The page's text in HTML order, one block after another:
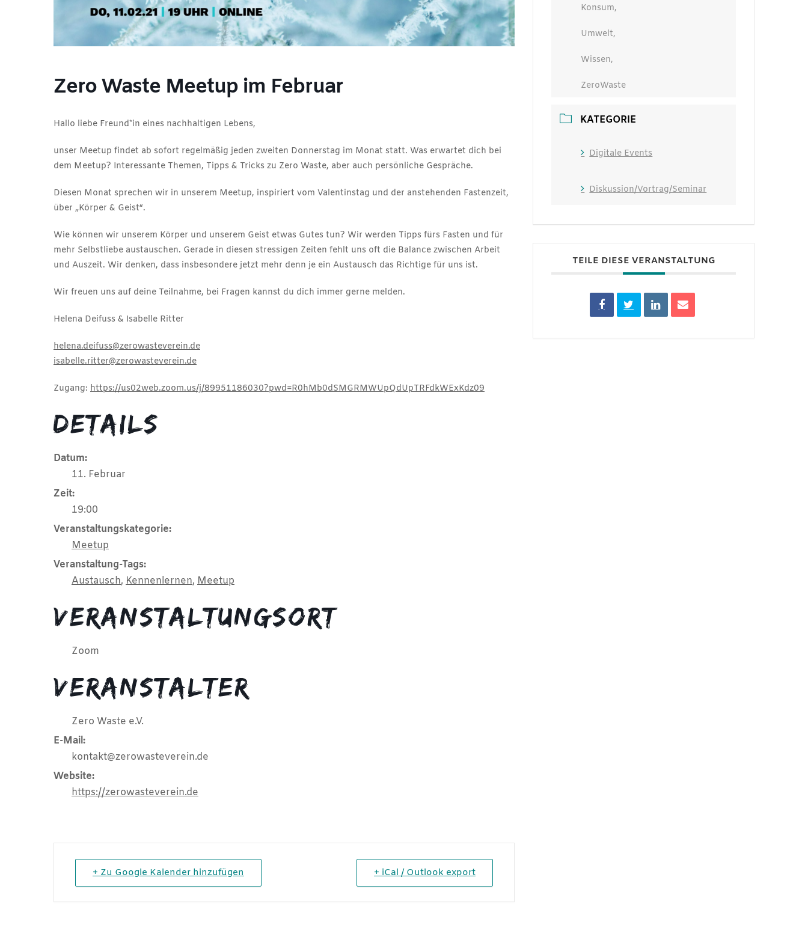
Zero Waste Meetup im Februar
Hallo liebe Freund*in eines nachhaltigen Lebens,
unser Meetup findet ab sofort regelmäßig jeden zweiten Donnerstag im Monat statt. Was erwartet dich bei
dem Meetup? Interessante Themen, Tipps & Tricks zu Zero Waste, aber auch persönliche Gespräche.
Diesen Monat sprechen wir in unserem Meetup, inspiriert vom Valentinstag und der anstehenden Fastenzeit,
über „Körper & Geist“.
Wie können wir unserem Körper und unserem Geist etwas Gutes tun? Wir werden Tipps fürs Fasten und für
mehr Selbstliebe austauschen. Gerade in diesen stressigen Zeiten fehlt uns oft die Balance zwischen Arbeit
und Auszeit. Wir denken, dass insbesondere jetzt mehr denn je ein Austausch das Richtige für uns ist.
Wir freuen uns auf deine Teilnahme, bei Fragen kannst du dich immer gerne melden.
Helena Deifuss & Isabelle Ritter
helena.deifuss@zerowasteverein.de
isabelle.ritter@zerowasteverein.de
Zugang: https://us02web.zoom.us/j/89951186030?pwd=R0hMb0dSMGRMWUpQdUpTRFdkWExKdz09
Details
Datum:
11. Februar
Zeit:
19:00
Veranstaltungskategorie:
Meetup
Veranstaltung-Tags:
Austausch, Kennenlernen, Meetup
Veranstaltungsort
Zoom
Veranstalter
Zero Waste e.V.
E-Mail:
kontakt@zerowasteverein.de
Website:
https://zerowasteverein.de
+ Zu Google Kalender hinzufügen + iCal / Outlook export
Konsum,
Umwelt,
Wissen,
ZeroWaste
KATEGORIE
Digitale Events
Diskussion/Vortrag/Seminar
TEILE DIESE VERANSTALTUNG